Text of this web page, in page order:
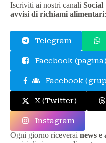
Iscriviti ai nostri canali Social
avvisi di richiami alimentari:
Telegram
Facebook (pagina)
Facebook
X (Twitter)
Instagram
Ogni giorno riceverai news e